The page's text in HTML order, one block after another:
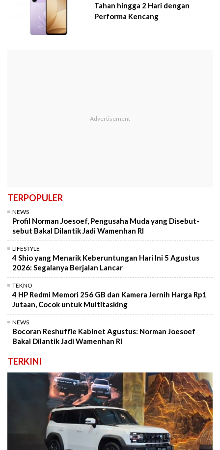
Tahan hingga 2 Hari dengan
Performa Kencang
TERPOPULER
NEWS
Profil Norman Joesoef, Pengusaha Muda yang Disebut-
sebut Bakal Dilantik Jadi Wamenhan RI
LIFESTYLE
4 Shio yang Menarik Keberuntungan Hari Ini 5 Agustus
2026: Segalanya Berjalan Lancar
TEKNO
4 HP Redmi Memori 256 GB dan Kamera Jernih Harga Rp1
Jutaan, Cocok untuk Multitasking
NEWS
Bocoran Reshuffle Kabinet Agustus: Norman Joesoef
Bakal Dilantik Jadi Wamenhan RI
TERKINI